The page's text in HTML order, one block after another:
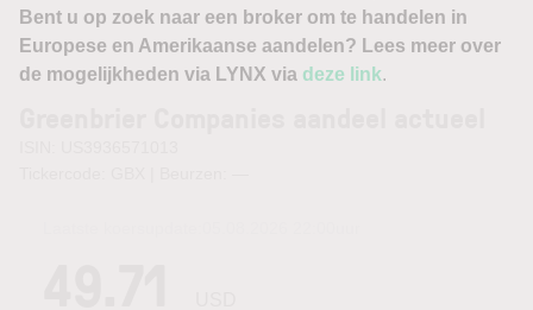
Bent u op zoek naar een broker om te handelen in
Europese en Amerikaanse aandelen? Lees meer over
de mogelijkheden via LYNX via deze link.